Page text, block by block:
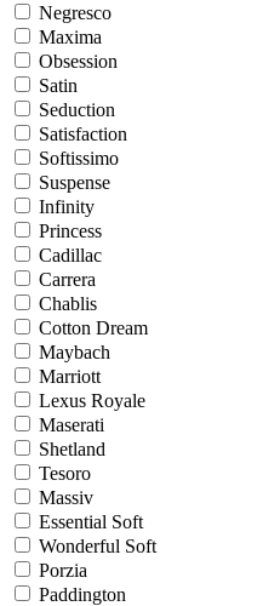
Negresco
Maxima
Obsession
Satin
Seduction
Satisfaction
Softissimo
Suspense
Infinity
Princess
Cadillac
Carrera
Chablis
Cotton Dream
Maybach
Marriott
Lexus Royale
Maserati
Shetland
Tesoro
Massiv
Essential Soft
Wonderful Soft
Porzia
Paddington